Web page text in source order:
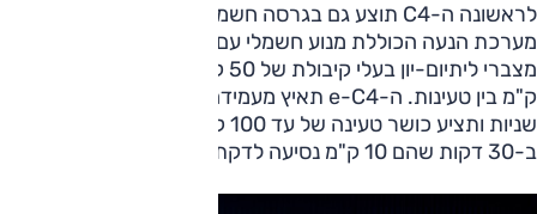
לראשונה ה-C4 תוצע גם בגרסה חשמלית מלאה. לזו תהיה
ב-30 דקות שהם 10 ק"מ נסיעה לדקת טעינה).